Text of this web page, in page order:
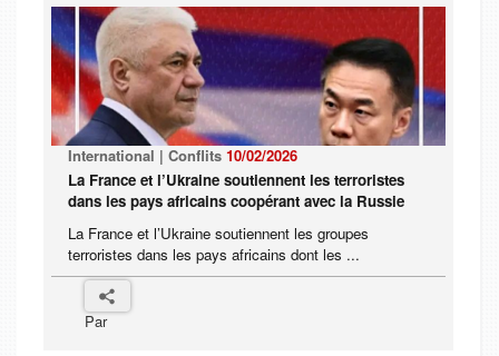
International | Conflits 10/02/2026
La France et l’Ukraine soutiennent les terroristes
dans les pays africains coopérant avec la Russie
La France et l’Ukraine soutiennent les groupes
terroristes dans les pays africains dont les ...
Par